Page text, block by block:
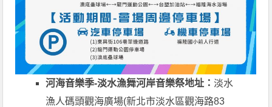
河海音樂季-淡水漁舞河岸音樂祭地址：淡水
漁人碼頭觀海廣場(新北市淡水區觀海路83